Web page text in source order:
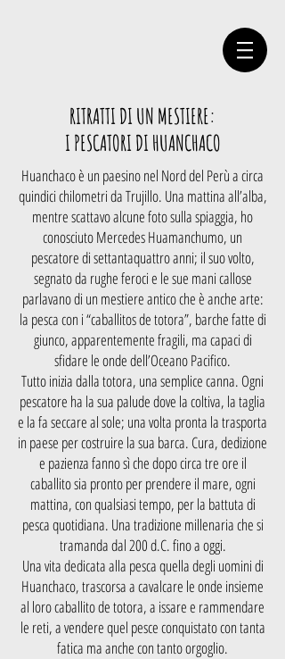
RITRATTI DI UN MESTIERE:
I PESCATORI DI HUANCHACO
Huanchaco è un paesino nel Nord del Perù a circa
quindici chilometri da Trujillo. Una mattina all’alba,
mentre scattavo alcune foto sulla spiaggia, ho
conosciuto Mercedes Huamanchumo, un
pescatore di settantaquattro anni; il suo volto,
segnato da rughe feroci e le sue mani callose
parlavano di un mestiere antico che è anche arte:
la pesca con i “caballitos de totora”, barche fatte di
giunco, apparentemente fragili, ma capaci di
sfidare le onde dell’Oceano Pacifico.
Tutto inizia dalla totora, una semplice canna. Ogni
pescatore ha la sua palude dove la coltiva, la taglia
e la fa seccare al sole; una volta pronta la trasporta
in paese per costruire la sua barca. Cura, dedizione
e pazienza fanno sì che dopo circa tre ore il
caballito sia pronto per prendere il mare, ogni
mattina, con qualsiasi tempo, per la battuta di
pesca quotidiana. Una tradizione millenaria che si
tramanda dal 200 d.C. fino a oggi.
Una vita dedicata alla pesca quella degli uomini di
Huanchaco, trascorsa a cavalcare le onde insieme
al loro caballito de totora, a issare e rammendare
le reti, a vendere quel pesce conquistato con tanta
fatica ma anche con tanto orgoglio.